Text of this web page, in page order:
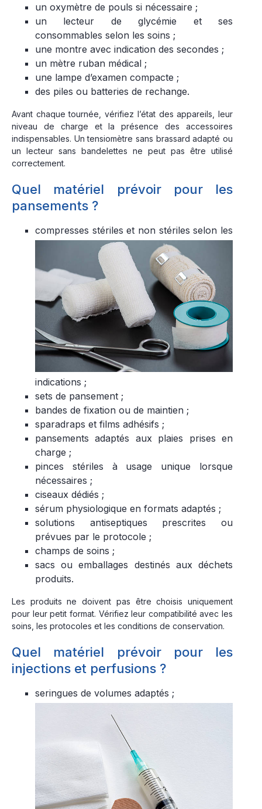
un oxymètre de pouls si nécessaire ;
un lecteur de glycémie et ses
consommables selon les soins ;
une montre avec indication des secondes ;
un mètre ruban médical ;
une lampe d’examen compacte ;
des piles ou batteries de rechange.
Avant chaque tournée, vérifiez l’état des appareils, leur
niveau de charge et la présence des accessoires
indispensables. Un tensiomètre sans brassard adapté ou
un lecteur sans bandelettes ne peut pas être utilisé
correctement.
Quel matériel prévoir pour les
pansements ?
compresses stériles et non stériles selon les
indications ;
sets de pansement ;
bandes de fixation ou de maintien ;
sparadraps et films adhésifs ;
pansements adaptés aux plaies prises en
charge ;
pinces stériles à usage unique lorsque
nécessaires ;
ciseaux dédiés ;
sérum physiologique en formats adaptés ;
solutions antiseptiques prescrites ou
prévues par le protocole ;
champs de soins ;
sacs ou emballages destinés aux déchets
produits.
Les produits ne doivent pas être choisis uniquement
pour leur petit format. Vérifiez leur compatibilité avec les
soins, les protocoles et les conditions de conservation.
Quel matériel prévoir pour les
injections et perfusions ?
seringues de volumes adaptés ;